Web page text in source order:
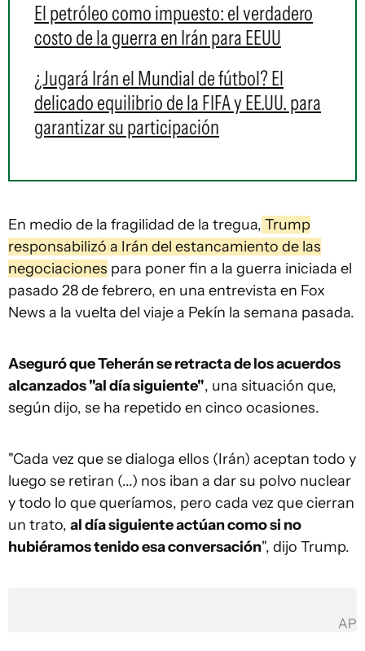
El petróleo como impuesto: el verdadero
costo de la guerra en Irán para EEUU
¿Jugará Irán el Mundial de fútbol? El
delicado equilibrio de la FIFA y EE.UU. para
garantizar su participación
En medio de la fragilidad de la tregua, Trump
responsabilizó a Irán del estancamiento de las
negociaciones para poner fin a la guerra iniciada el
pasado 28 de febrero, en una entrevista en Fox
News a la vuelta del viaje a Pekín la semana pasada.
Aseguró que Teherán se retracta de los acuerdos
alcanzados "al día siguiente", una situación que,
según dijo, se ha repetido en cinco ocasiones.
"Cada vez que se dialoga ellos (Irán) aceptan todo y
luego se retiran (...) nos iban a dar su polvo nuclear
y todo lo que queríamos, pero cada vez que cierran
un trato, al día siguiente actúan como si no
hubiéramos tenido esa conversación", dijo Trump.
AP